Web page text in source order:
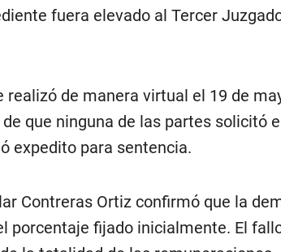
fuera elevado al Tercer
de manera virtual el 19 de
que ninguna de las partes solicitó
expedito para sentencia.
Contreras Ortiz confirmó que la
porcentaje fijado inicialmente. El